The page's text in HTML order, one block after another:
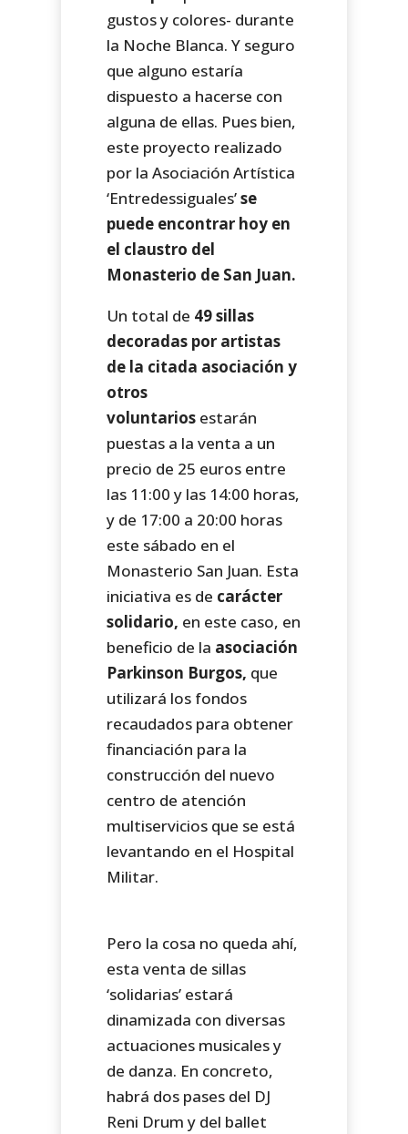
gustos y colores- durante
la Noche Blanca. Y seguro
que alguno estaría
dispuesto a hacerse con
alguna de ellas. Pues bien,
este proyecto realizado
por la Asociación Artística
‘Entredessiguales’se
puede encontrar hoy en
el claustro del
Monasterio de San Juan.
Un total de 49 sillas
decoradas por artistas
de la citada asociación y
otros
voluntarios estarán
puestas a la venta a un
precio de 25 euros entre
las 11:00 y las 14:00 horas,
y de 17:00 a 20:00 horas
este sábado en el
Monasterio San Juan. Esta
iniciativa es de carácter
solidario, en este caso, en
beneficio de la asociación
Parkinson Burgos, que
utilizará los fondos
recaudados para obtener
financiación para la
construcción del nuevo
centro de atención
multiservicios que se está
levantando en el Hospital
Militar.
Pero la cosa no queda ahí,
esta venta de sillas
‘solidarias’ estará
dinamizada con diversas
actuaciones musicales y
de danza. En concreto,
habrá dos pases del DJ
Reni Drum y del ballet